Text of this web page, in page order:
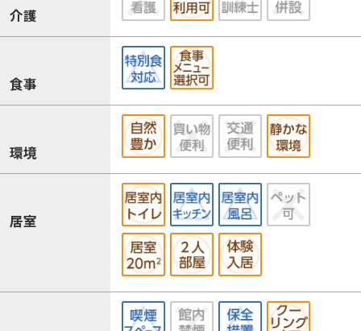
介護
食事
環境
居室